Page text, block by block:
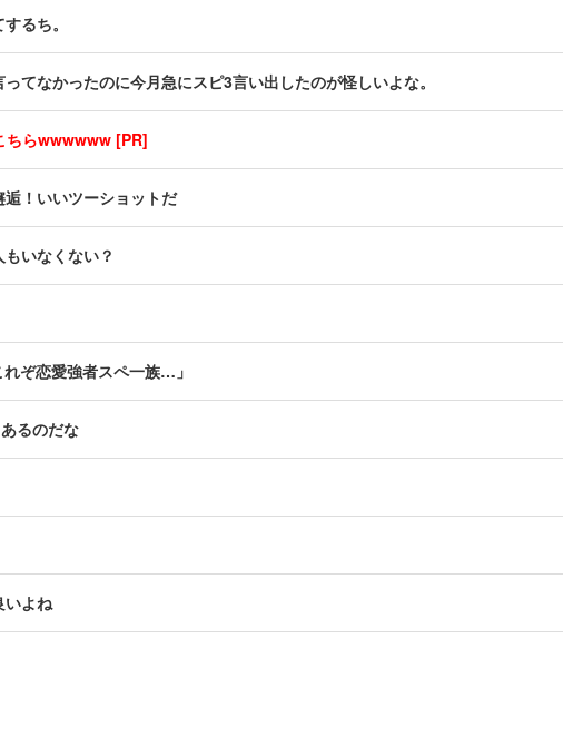
るち。
てなかったのに今月急にスピ3言い出したのが怪しいよな。
ちらwwwwww [PR]
逅！いいツーショットだ
いなくない？
ぞ恋愛強者スペ一族…」
るのだな
いよね